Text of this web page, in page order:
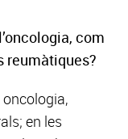
com
reumàtiques?
oncologia,
en les